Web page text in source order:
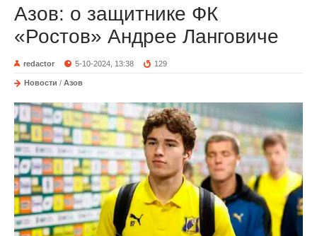
Азов: о защитнике ФК
«Ростов» Андрее Ланговиче
redactor 5-10-2024, 13:38 129
Новости / Азов